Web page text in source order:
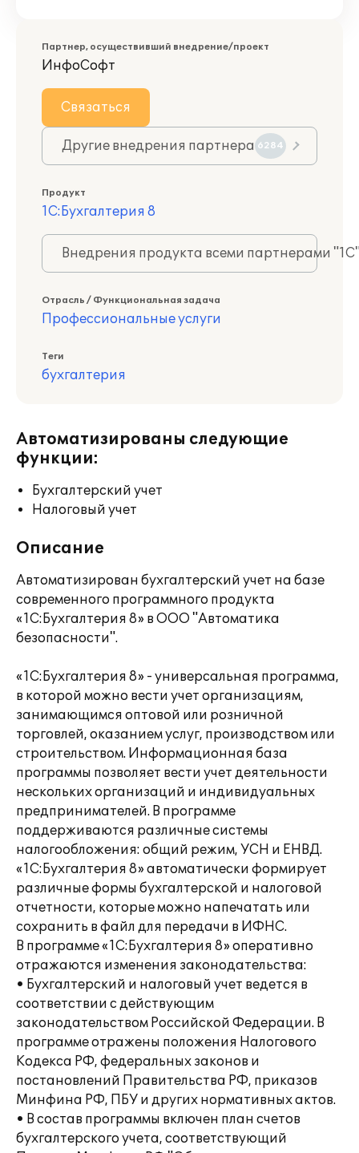
Партнер, осуществивший внедрение/проект
ИнфоСофт
Связаться
Другие внедрения партнера 6284
Продукт
1С:Бухгалтерия 8
Внедрения продукта всеми партнерами
Отрасль / Функциональная задача
Профессиональные услуги
Теги
бухгалтерия
Автоматизированы следующие
функции:
Бухгалтерский учет
Налоговый учет
Описание
Автоматизирован бухгалтерский учет на базе
современного программного продукта
«1С:Бухгалтерия 8» в ООО "Автоматика
безопасности".
«1С:Бухгалтерия 8» - универсальная программа,
в которой можно вести учет организациям,
занимающимся оптовой или розничной
торговлей, оказанием услуг, производством или
строительством. Информационная база
программы позволяет вести учет деятельности
нескольких организаций и индивидуальных
предпринимателей. В программе
поддерживаются различные системы
налогообложения: общий режим, УСН и ЕНВД.
«1С:Бухгалтерия 8» автоматически формирует
различные формы бухгалтерской и налоговой
отчетности, которые можно напечатать или
сохранить в файл для передачи в ИФНС.
В программе «1С:Бухгалтерия 8» оперативно
отражаются изменения законодательства:
• Бухгалтерский и налоговый учет ведется в
соответствии с действующим
законодательством Российской Федерации. В
программе отражены положения Налогового
Кодекса РФ, федеральных законов и
постановлений Правительства РФ, приказов
Минфина РФ, ПБУ и других нормативных актов.
• В состав программы включен план счетов
бухгалтерского учета, соответствующий